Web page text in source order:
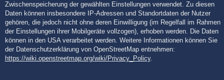
Zwischenspeicherung der gewählten Einstellungen verwendet. Zu diesen
Daten können insbesondere IP-Adressen und Standortdaten der Nutzer
gehören, die jedoch nicht ohne deren Einwilligung (im Regelfall im Rahmen
der Einstellungen ihrer Mobilgeräte vollzogen), erhoben werden. Die Daten
können in den USA verarbeitet werden. Weitere Informationen können Sie
der Datenschutzerklärung von OpenStreetMap entnehmen:
https://wiki.openstreetmap.org/wiki/Privacy_Policy.